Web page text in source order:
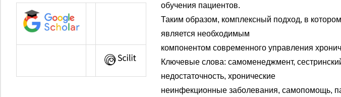
обучения пациентов.
Таким образом, комплексный подход, в
является необходимым
компонентом современного управления
Ключевые слова: самоменеджмент,
недостаточность, хронические
неинфекционные заболевания, самопомощь,